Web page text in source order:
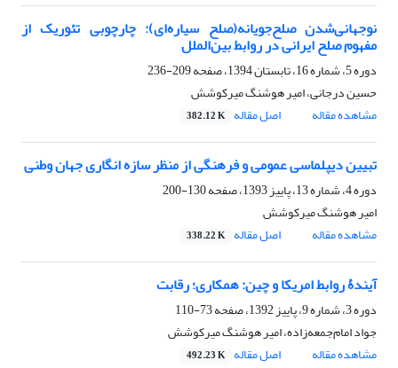
نوجهانی‌شدن صلح‌جویانه(صلح سیاره‌ای): چارچوبی تئوریک از
مفهوم صلح ایرانی در روابط بین‌الملل
دوره 5، شماره 16، تابستان 1394، صفحه
209-236
حسین درجانی، امیر هوشنگ میرکوشش
مشاهده مقاله
اصل مقاله 382.12 K
تبیین دیپلماسی عمومی و فرهنگی از منظر سازه انگاری جهان وطنی
دوره 4، شماره 13، پاییز 1393، صفحه
130-200
امیر هوشنگ میرکوشش
مشاهده مقاله
اصل مقاله 338.22 K
آیندۀ روابط امریکا و چین: همکاری؛ رقابت
دوره 3، شماره 9، پاییز 1392، صفحه
73-110
جواد امام‌جمعه‌زاده، امیر هوشنگ میرکوشش
مشاهده مقاله
اصل مقاله 492.23 K